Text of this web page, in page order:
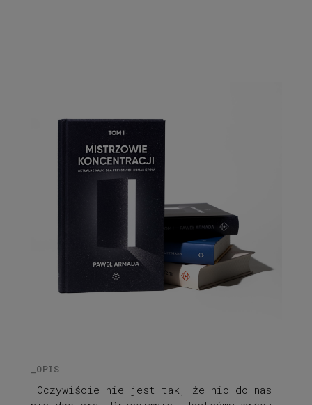
_OPIS
Oczywiście nie jest tak, że nic do nas